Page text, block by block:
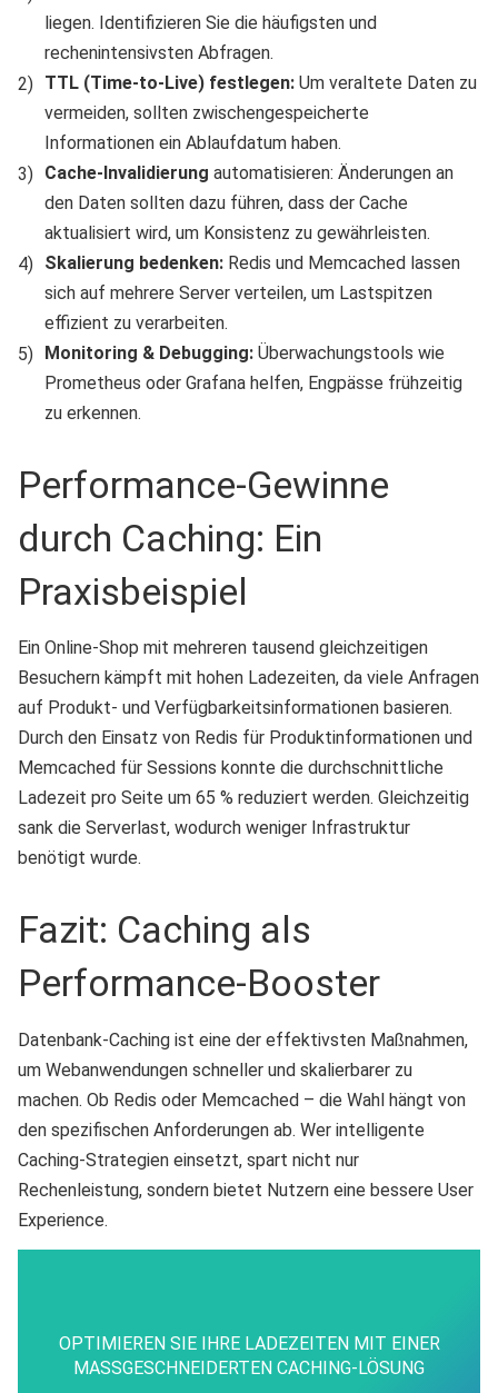
liegen. Identifizieren Sie die häufigsten und
rechenintensivsten Abfragen.
TTL (Time-to-Live) festlegen: Um veraltete Daten zu
vermeiden, sollten zwischengespeicherte
Informationen ein Ablaufdatum haben.
Cache-Invalidierung automatisieren: Änderungen an
den Daten sollten dazu führen, dass der Cache
aktualisiert wird, um Konsistenz zu gewährleisten.
Skalierung bedenken: Redis und Memcached lassen
sich auf mehrere Server verteilen, um Lastspitzen
effizient zu verarbeiten.
Monitoring & Debugging: Überwachungstools wie
Prometheus oder Grafana helfen, Engpässe frühzeitig
zu erkennen.
Performance-Gewinne
durch Caching: Ein
Praxisbeispiel
Ein Online-Shop mit mehreren tausend gleichzeitigen
Besuchern kämpft mit hohen Ladezeiten, da viele Anfragen
auf Produkt- und Verfügbarkeitsinformationen basieren.
Durch den Einsatz von Redis für Produktinformationen und
Memcached für Sessions konnte die durchschnittliche
Ladezeit pro Seite um 65 % reduziert werden. Gleichzeitig
sank die Serverlast, wodurch weniger Infrastruktur
benötigt wurde.
Fazit: Caching als
Performance-Booster
Datenbank-Caching ist eine der effektivsten Maßnahmen,
um Webanwendungen schneller und skalierbarer zu
machen. Ob Redis oder Memcached – die Wahl hängt von
den spezifischen Anforderungen ab. Wer intelligente
Caching-Strategien einsetzt, spart nicht nur
Rechenleistung, sondern bietet Nutzern eine bessere User
Experience.
OPTIMIEREN SIE IHRE LADEZEITEN MIT EINER
MASSGESCHNEIDERTEN CACHING-LÖSUNG